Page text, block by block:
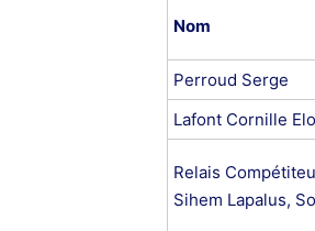
Nom
Perroud Serge
Lafont Cornille
Relais
Sihem Lapalus,